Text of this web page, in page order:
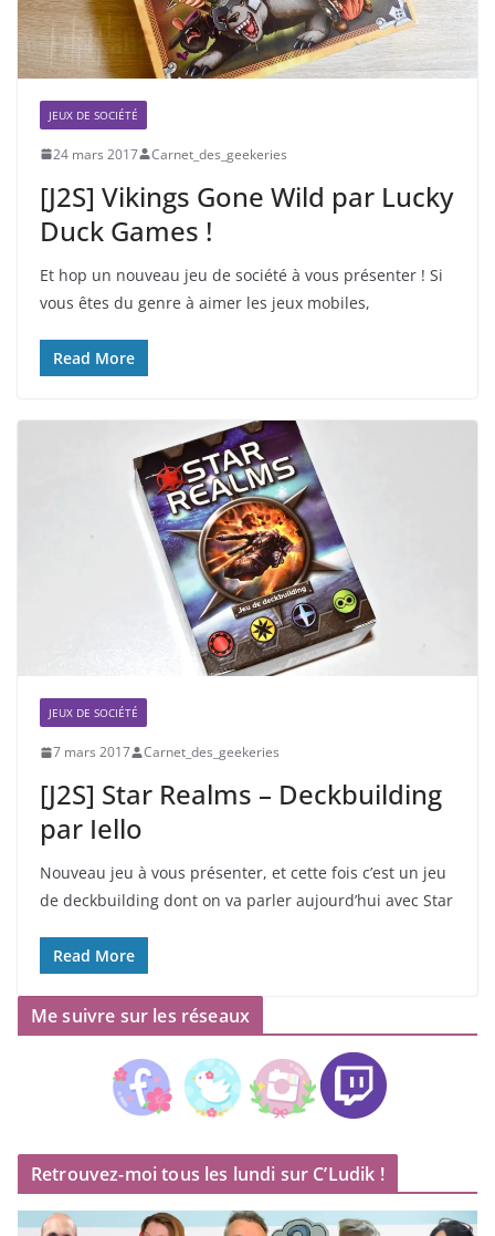
JEUX DE SOCIÉTÉ
24 mars 2017 Carnet_des_geekeries
[J2S] Vikings Gone Wild par Lucky
Duck Games !
Et hop un nouveau jeu de société à vous présenter ! Si
vous êtes du genre à aimer les jeux mobiles,
Read More
JEUX DE SOCIÉTÉ
7 mars 2017 Carnet_des_geekeries
[J2S] Star Realms – Deckbuilding
par Iello
Nouveau jeu à vous présenter, et cette fois c’est un jeu
de deckbuilding dont on va parler aujourd’hui avec Star
Read More
Me suivre sur les réseaux
Retrouvez-moi tous les lundi sur C’Ludik !